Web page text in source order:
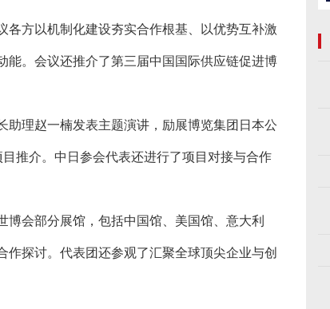
方以机制化建设夯实合作根基、以优势互补激
能。会议还推介了第三届中国国际供应链促进博
理赵一楠发表主题演讲，励展博览集团日本公
推介。中日参会代表还进行了项目对接与合作
会部分展馆，包括中国馆、美国馆、意大利
探讨。代表团还参观了汇聚全球顶尖企业与创